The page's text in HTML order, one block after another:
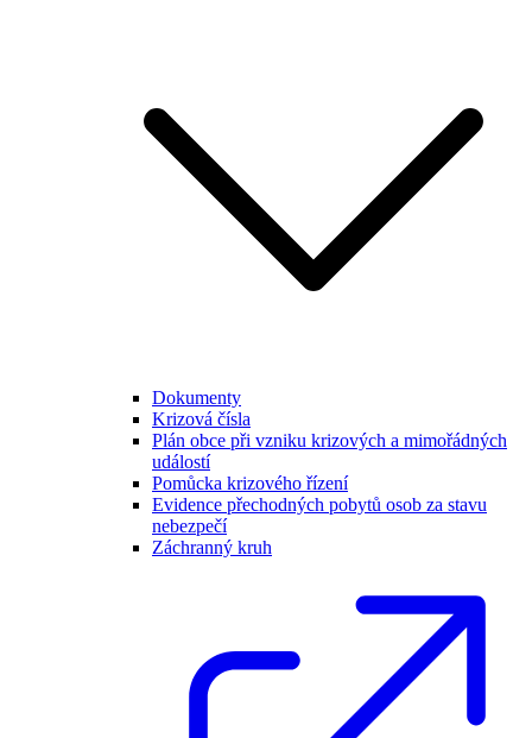
Dokumenty
Krizová čísla
Plán obce při vzniku krizových a mimořádných
událostí
Pomůcka krizového řízení
Evidence přechodných pobytů osob za stavu
nebezpečí
Záchranný kruh